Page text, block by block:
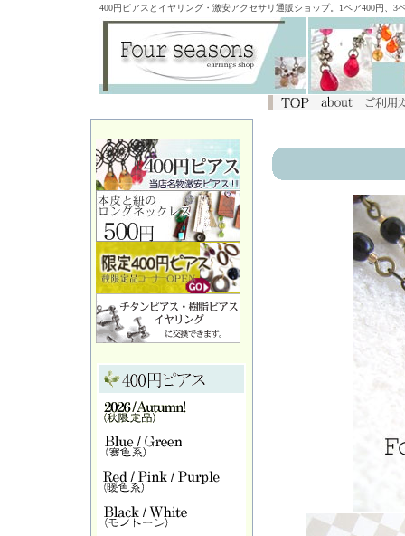
400円ピアスとイヤリング・激安アクセサリ通販ショップ。1ペア400円、